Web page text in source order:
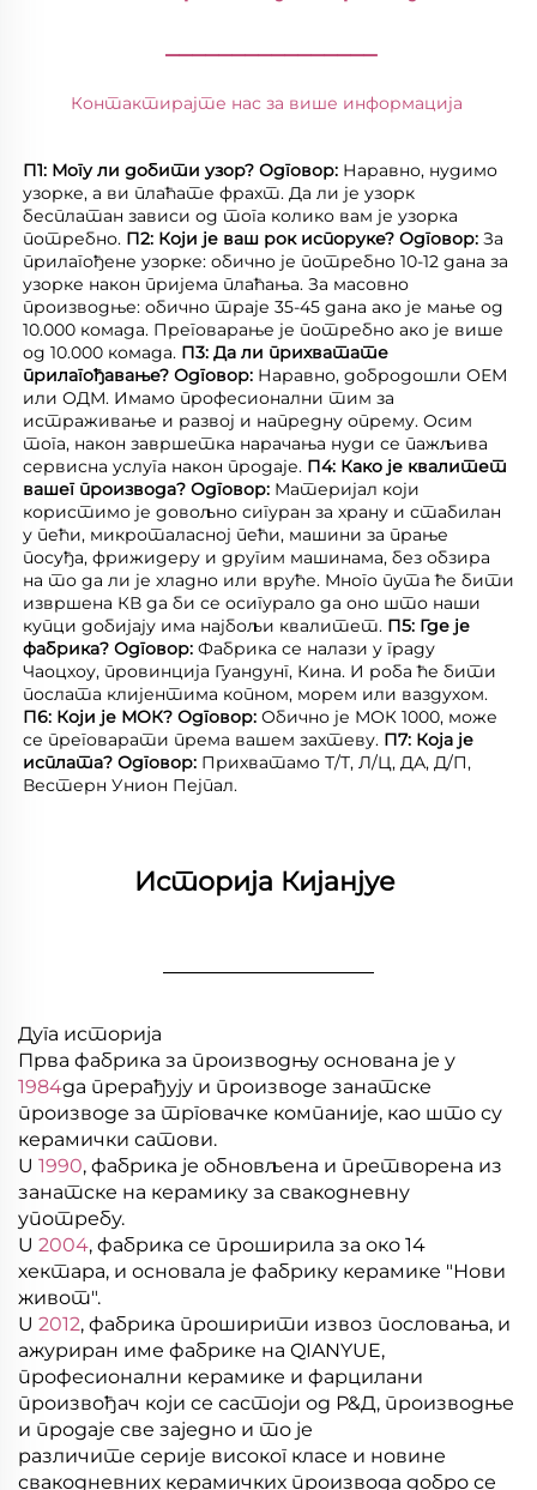
________________
Контактирајте нас за више информација
П1: Могу ли добити узор? Одговор: Наравно, нудимо
узорке, а ви плаћате фрахт. Да ли је узорк
бесплатан зависи од тога колико вам је узорка
потребно. П2: Који је ваш рок испоруке? Одговор: За
прилагођене узорке: обично је потребно 10-12 дана за
узорке након пријема плаћања. За масовно
производње: обично траје 35-45 дана ако је мање од
10.000 комада. Преговарање је потребно ако је више
од 10.000 комада. П3: Да ли прихватате
прилагођавање? Одговор: Наравно, добродошли ОЕМ
или ОДМ. Имамо професионални тим за
истраживање и развој и напредну опрему. Осим
тога, након завршетка нарачања нуди се пажљива
сервисна услуга након продаје. П4: Како је квалитет
вашег производа? Одговор: Материјал који
користимо је довољно сигуран за храну и стабилан
у пећи, микроталасној пећи, машини за прање
посуђа, фрижидеру и другим машинама, без обзира
на то да ли је хладно или вруће. Много пута ће бити
извршена КВ да би се осигурало да оно што наши
купци добијају има најбољи квалитет. П5: Где је
фабрика? Одговор: Фабрика се налази у граду
Чаоцхоу, провинција Гуандунг, Кина. И роба ће бити
П6: Који је МОК? Одговор: Обично је МОК 1000, може
се преговарати према вашем захтеву. П7: Која је
исплата? Одговор: Прихватамо Т/Т, Л/Ц, ДА, Д/П,
Вестерн Унион Пејпал.
Историја Кијанјуе
Дуга историја
Прва фабрика за производњу основана је у
1984да прерађују и производе занатске
производе за трговачке компаније, као што су
керамички сатови.
U 1990, фабрика је обновљена и претворена из
занатске на керамику за свакодневну
употребу.
U 2004, фабрика се проширила за око 14
хектара, и основала је фабрику керамике "Нови
живот".
U 2012, фабрика проширити извоз пословања, и
ажуриран име фабрике на QIANYUE,
професионални керамике и фарцилани
произвођач који се састоји од Р&Д, производње
и продаје све заједно и то је
различите серије високог класе и новине
свакодневних керамичких производа добро се